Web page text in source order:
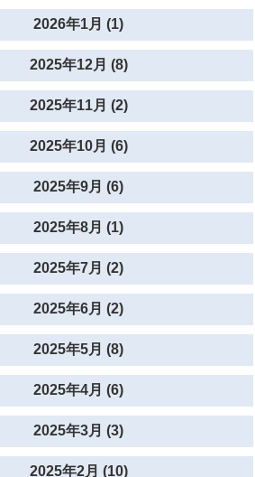
2026年1月 (1)
2025年12月 (8)
2025年11月 (2)
2025年10月 (6)
2025年9月 (6)
2025年8月 (1)
2025年7月 (2)
2025年6月 (2)
2025年5月 (8)
2025年4月 (6)
2025年3月 (3)
2025年2月 (10)